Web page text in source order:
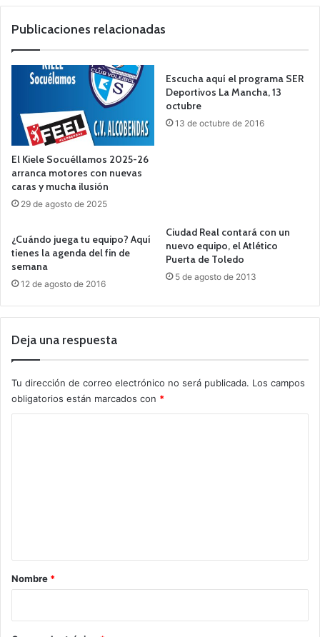
Publicaciones relacionadas
El Kiele Socuéllamos 2025-26
arranca motores con nuevas
caras y mucha ilusión
29 de agosto de 2025
Escucha aquí el programa SER
Deportivos La Mancha, 13
octubre
13 de octubre de 2016
¿Cuándo juega tu equipo? Aquí
tienes la agenda del fin de
semana
12 de agosto de 2016
Ciudad Real contará con un
nuevo equipo, el Atlético
Puerta de Toledo
5 de agosto de 2013
Deja una respuesta
Tu dirección de correo electrónico no será publicada. Los campos
obligatorios están marcados con *
rNombre *